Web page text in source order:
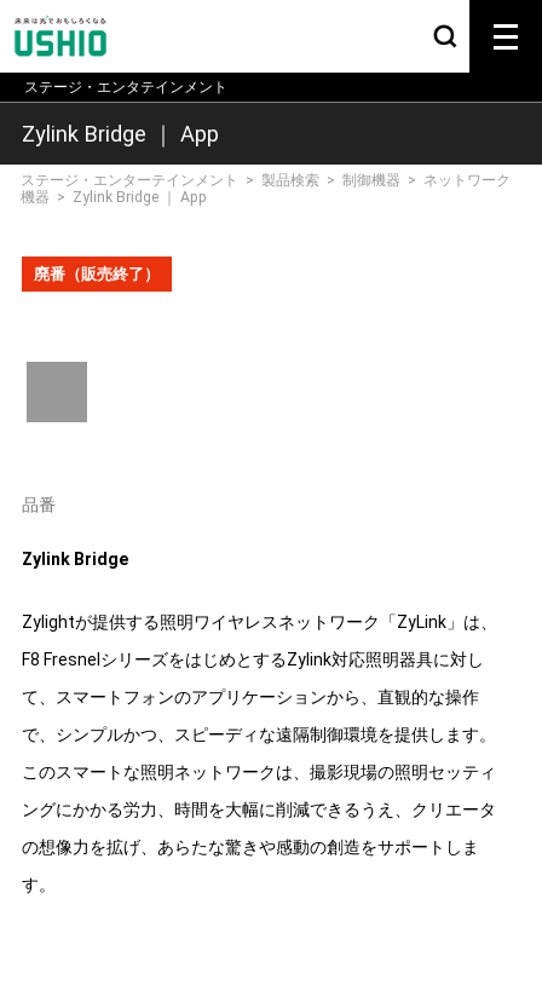
ステージ・エンタテインメント
Zylink Bridge ｜ App
ステージ・エンターテインメント > 製品検索 > 制御機器 > ネットワーク
機器 > Zylink Bridge ｜ App
廃番（販売終了）
品番
Zylink Bridge
Zylightが提供する照明ワイヤレスネットワーク「ZyLink」は、
F8 FresnelシリーズをはじめとするZylink対応照明器具に対し
て、スマートフォンのアプリケーションから、直観的な操作
で、シンプルかつ、スピーディな遠隔制御環境を提供します。
このスマートな照明ネットワークは、撮影現場の照明セッティ
ングにかかる労力、時間を大幅に削減できるうえ、クリエータ
の想像力を拡げ、あらたな驚きや感動の創造をサポートしま
す。